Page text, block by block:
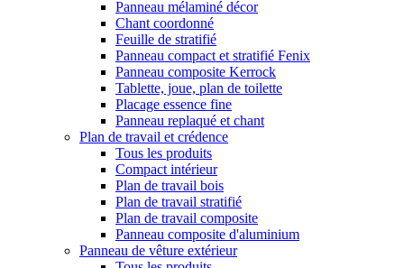
Panneau mélaminé décor
Chant coordonné
Feuille de stratifié
Panneau compact et stratifié Fenix
Panneau composite Kerrock
Tablette, joue, plan de toilette
Placage essence fine
Panneau replaqué et chant
Plan de travail et crédence
Tous les produits
Compact intérieur
Plan de travail bois
Plan de travail stratifié
Plan de travail composite
Panneau composite d'aluminium
Panneau de vêture extérieur